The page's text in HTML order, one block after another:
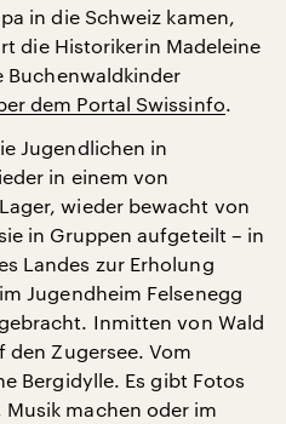
in die Schweiz kamen,
die Historikerin Madeleine
Buchenwaldkinder
dem Portal Swissinfo
Jugendlichen in
in einem von
wieder bewacht von
in Gruppen aufgeteilt – in
Landes zur Erholung
Jugendheim Felsenegg
Inmitten von Wald
den Zugersee. Vom
Bergidylle. Es gibt Fotos
machen oder im